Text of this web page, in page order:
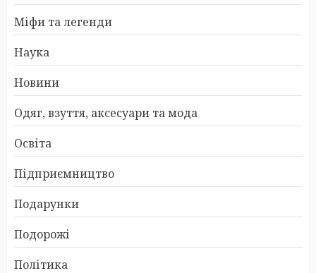
Міфи та легенди
Наука
Новини
Одяг, взуття, аксесуари та мода
Освіта
Підприємництво
Подарунки
Подорожі
Політика